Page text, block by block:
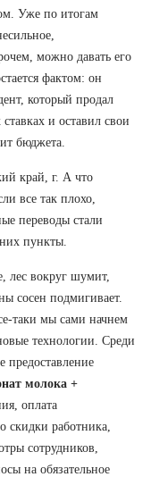
Уже по итогам
можно давать его
фактом: он
который продал
и оставил свои
бюджета.
край, г. А что
все так плохо,
переводы стали
пункты.
лес вокруг шумит,
сосен подмигивает.
таки мы сами начнем
технологии. Среди
предоставление
молока +
оплата
скидки работника,
сотрудников,
на обязательное